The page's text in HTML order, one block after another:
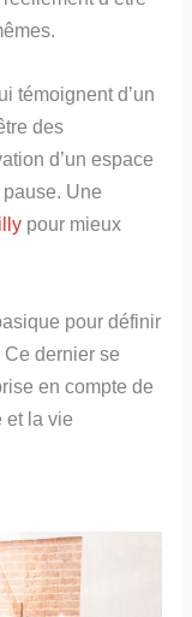
témoignent d’un
des
d’un espace
Une
pour mieux
pour définir
dernier se
en compte de
et la vie